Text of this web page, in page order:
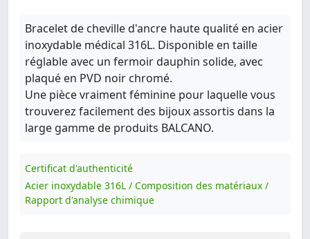
Bracelet de cheville d'ancre haute qualité en acier
inoxydable médical 316L. Disponible en taille
réglable avec un fermoir dauphin solide, avec
plaqué en PVD noir chromé.
Une pièce vraiment féminine pour laquelle vous
trouverez facilement des bijoux assortis dans la
large gamme de produits BALCANO.
Certificat d'authenticité
Acier inoxydable 316L / Composition des matériaux /
Rapport d'analyse chimique